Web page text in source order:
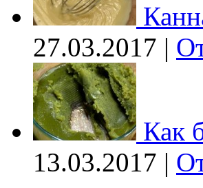
27.03.2017 |
Как
13.03.2017 |